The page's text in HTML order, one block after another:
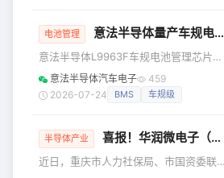
子在新能
这些其实都指向了HVAC系统背后共同的
技术痛点——电机控制效率、系统可靠
性与整体功耗的平衡难题。为此，东芝
推出了一系列针对车载HVAC的解决方
案，悄然化解这些行业难题。 车载
刷电机既安静
电池管理 意法半导体量产车规电池管理芯片推出升级款
意法半导体L9963F车规电池管理芯片，
具备混动汽车和纯电动汽车锂电池组管
理系统所需的全部功能，还适用于工业
L9963E的增强版，L9963系列现有用户
无需改动软硬件，即可用L9963F直接替
换L9963E。 单颗芯片可监测4至14颗串
意法半导体汽车电子
459
2026-07-24
BMS 车规级
半导体产业 喜报！华润微电子（重庆）有限公司 MOS产品线荣获“国资国企工作先进集体”称号
近日，重庆市人力社保局、市国资委联